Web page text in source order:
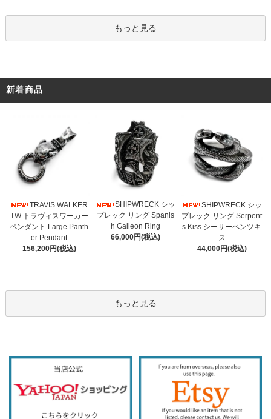
もっと見る
新着商品
TRAVIS WALKER
TW トラヴィスワーカー
ペンダント Large Panth
er Pendant
156,200円(税込)
SHIPWRECK シッ
プレック リング Spanis
h Galleon Ring
66,000円(税込)
SHIPWRECK シッ
プレック リング Serpent
s Kiss シーサーペンツキ
ス
44,000円(税込)
もっと見る